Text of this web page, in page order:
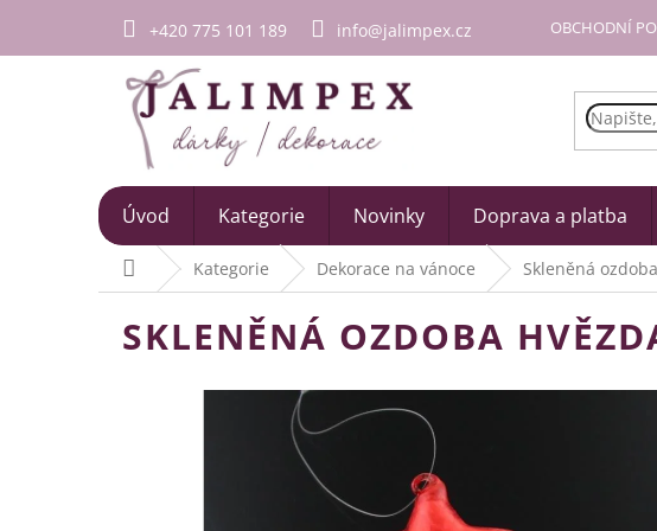
obsah
+420 775 101 189 info@jalimpex.cz OBCHODNÍ
Úvod Kategorie Novinky Doprava a platba
Domů Kategorie Dekorace na vánoce Skleněná
SKLENĚNÁ OZDOBA